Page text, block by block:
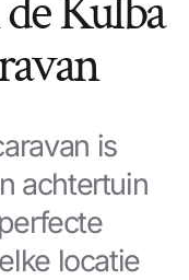
is
achtertuin
locatie